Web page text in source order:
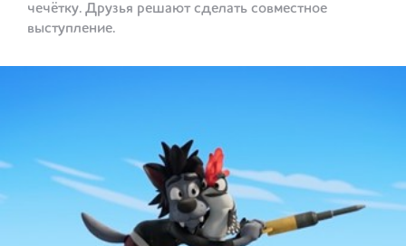
чечётку. Друзья решают сделать совместное
выступление.